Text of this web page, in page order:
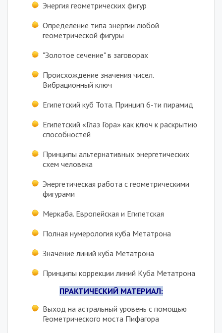
Энергия геометрических фигур
Определение типа энергии любой
геометрической фигуры
"Золотое сечение" в заговорах
Происхождение значения чисел.
Вибрационный ключ
Египетский куб Тота. Принцип 6-ти пирамид
Египетский «Глаз Гора» как ключ к раскрытию
способностей
Принципы альтернативных энергетических
схем человека
Энергетическая работа с геометрическими
фигурами
Меркаба. Европейская и Египетская
Полная нумерология куба Метатрона
Значение линий куба Метатрона
Принципы коррекции линий Куба Метатрона
ПРАКТИЧЕСКИЙ МАТЕРИАЛ:
Выход на астральный уровень с помощью
Геометрического моста Пифагора